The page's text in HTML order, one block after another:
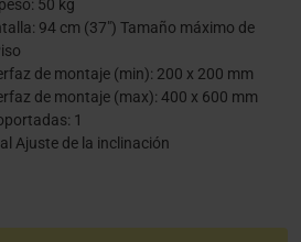
50 kg
94 cm (37") Tamaño máximo de
de montaje (min): 200 x 200 mm
de montaje (max): 400 x 600 mm
1
Ajuste de la inclinación